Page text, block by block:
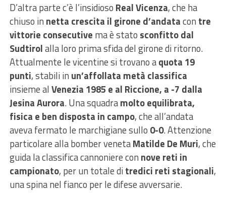
D’altra parte c’è l’insidioso Real Vicenza, che ha
chiuso in netta crescita il girone d’andatacon tre
vittorie consecutive ma è stato sconfitto dal
Sudtirolalla loro prima sfida del girone di ritorno.
Attualmente le vicentine si trovano aquota 19
punti, stabili in un’affollata metà classifica
insieme alVenezia 1985 e al Riccione, a -7 dalla
Jesina Aurora. Una squadramolto equilibrata,
fisica e ben disposta in campo, che all’andata
aveva fermato le marchigiane sullo 0-0. Attenzione
particolare alla bomber venetaMatilde De Muri, che
guida la classifica cannoniere con nove reti in
campionato, per un totale ditredici reti stagionali,
una spina nel fianco per le difese avversarie.